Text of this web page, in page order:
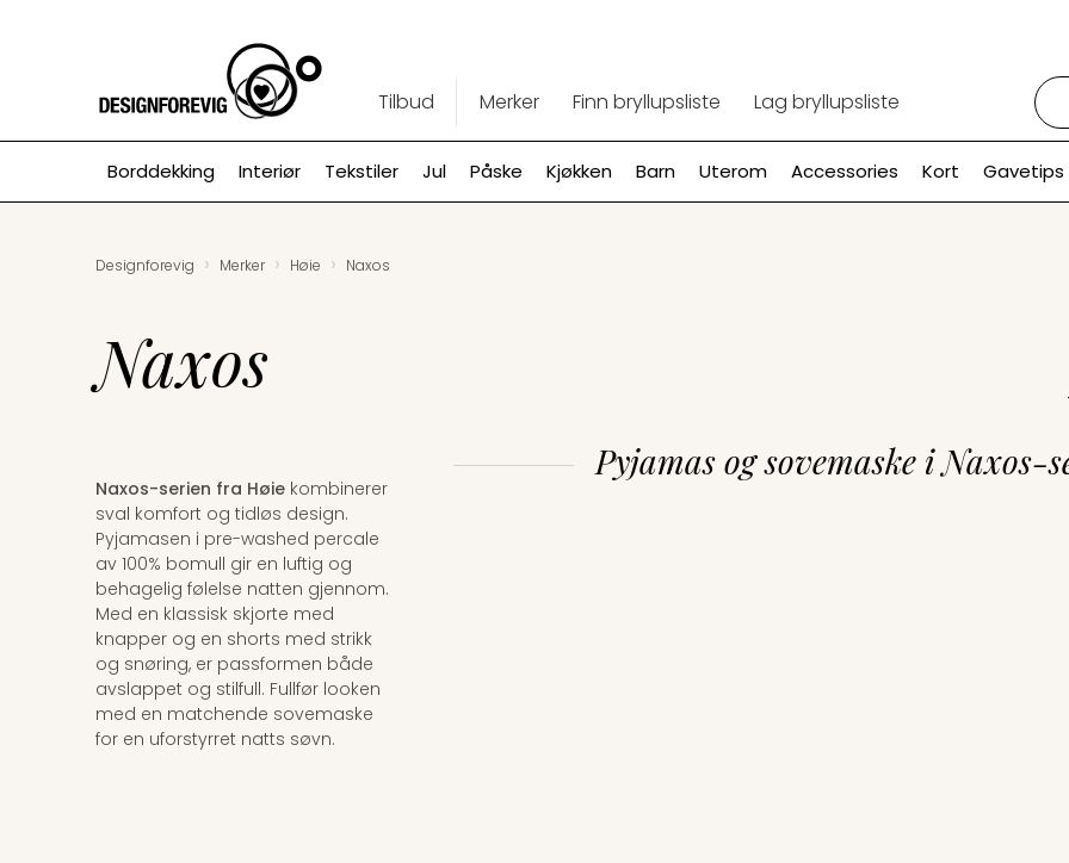
Tilbud Merker Finn bryllupsliste Lag bryllupsliste Søk:
Borddekking Interiør Tekstiler Jul Påske Kjøkken Barn Uterom Accessories Kort Gavetips
Designforevig › Merker › Høie › Naxos
Naxos
Naxos-serien fra Høiekombinerer
sval komfort og tidløs design.
Pyjamasen i pre-washed percale
av 100% bomull gir en luftig og
behagelig følelse natten gjennom.
Med en klassisk skjorte med
knapper og en shorts med strikk
og snøring, er passformen både
avslappet og stilfull. Fullfør looken
med en matchende sovemaske
for en uforstyrret natts søvn.
Pyjamas og sovemaske i Naxos-